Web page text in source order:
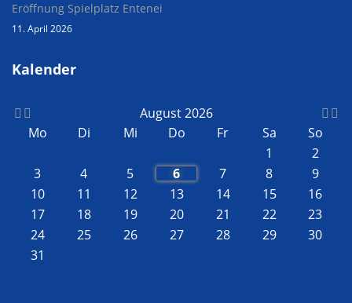
Eröffnung Spielplatz Entenei
11. April 2026
Kalender
August 2026
Mo
Di Mi Do Fr Sa
So
1
2
3
4 5 6 7 8
9
10
11 12 13 14 15
16
17
18 19 20 21 22
23
24
25 26 27 28 29
30
31